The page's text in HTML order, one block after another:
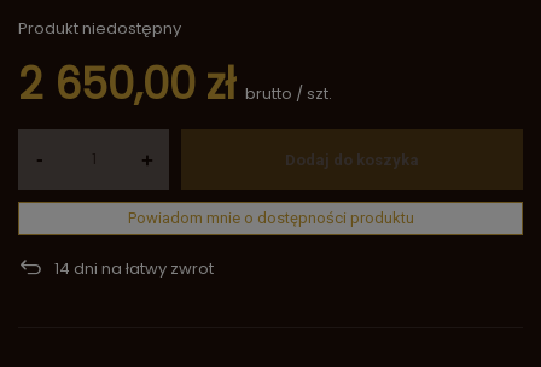
Produkt niedostępny
2 650,00 zł brutto / szt.
- + Dodaj do koszyka
Powiadom mnie o dostępności produktu
14 dni na łatwy zwrot